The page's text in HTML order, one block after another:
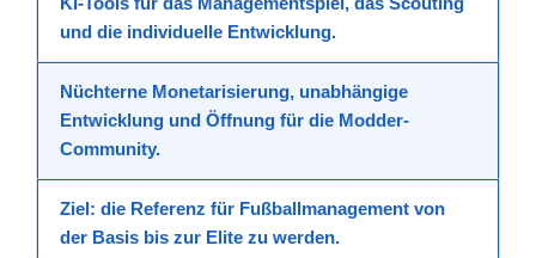
und die individuelle Entwicklung.
Nüchterne Monetarisierung, unabhängige
Entwicklung und Öffnung für die Modder-
Community.
Ziel: die Referenz für Fußballmanagement von
der Basis bis zur Elite zu werden.